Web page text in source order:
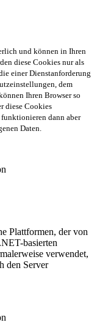
und können in Ihren
diese Cookies nur als
einer Dienstanforderung
dem
Ihren Browser so
diese Cookies
dann aber
Daten.
Plattformen, der von
basierten
verwendet,
den Server